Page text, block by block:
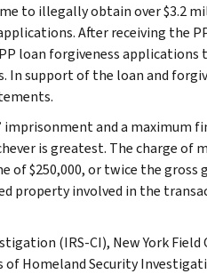
to illegally obtain over $3.2
After receiving the
loan forgiveness applications
In support of the loan and
and a maximum
is greatest. The charge of
of $250,000, or twice the
property involved in the
(IRS-CI), New York
of Homeland Security